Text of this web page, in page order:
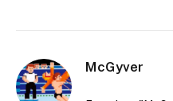
McGyver